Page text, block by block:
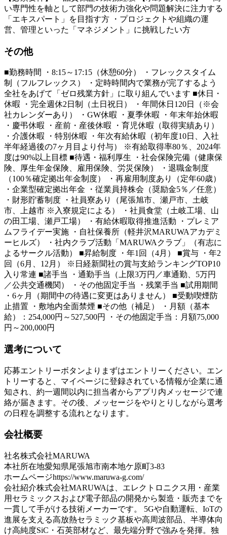
い専門性を軸として部門の技術力強化や問題解決に注力する
「エキスパート」を目指す方 ・プロジェクトや組織の運
営、管理といった「マネジメント」に挑戦したい方
その他
■勤務時間 ・8:15～17:15（休憩60分） ・フレックスタイム
制（フルフレックス） ・定時時間内で業務が完了するよう
全社をあげて「ゼロ残業方針」に取り組んでいます ■休日・
休暇 ・完全週休2日制（土日祝日） ・年間休日120日（※会
社カレンダーあり） ・GW休暇 ・夏季休暇 ・年末年始休暇
・慶弔休暇 ・産前・産後休暇 ・育児休暇（取得実績あり）
・介護休暇 ・特別休暇 ・年次有給休暇（初年度10日、入社
半年経過後の7ヶ月目より付与） ※有給取得率80％、2024年
度は90%以上目標 ■待遇・福利厚生 ・社会保険完備（健康保
険、厚生年金保険、雇用保険、労災保険） ・退職金制度
（100％確定拠出年金制度） ・再雇用制度あり（定年60歳）
・企業型確定拠出年金 ・従業員持株会（奨励金5％／任意）
・財形貯蓄制度 ・社員寮あり（尾張旭市、瀬戸市、土岐
市、上越市 ※入寮規定による） ・社員食堂（土岐工場、山
の田工場、瀬戸工場） ・有給休暇取得推進活動 ・プレミア
ムフライデー実施 ・自社保養所（軽井沢MARUWAアカデミ
ーヒルズ） ・社内クラブ活動「MARUWAクラブ」（有志に
よるサークル活動） ■昇給制度 ・年1回（4月） ■賞与 ・年2
回（6月、12月） ※日経新聞社の賞与支給ランキングTOP10
入り常連 ■諸手当 ・通勤手当（上限3万円／車通勤、5万円
／公共交通機関） ・その他固定手当 ・残業手当 ■試用期間
・6ヶ月（期間中の待遇に変更はありません） ■受動喫煙防
止措置 ・敷地内全面禁煙 ■その他（補足） ・月額（基本
給）：254,000円～527,500円 ・その他固定手当：月額75,000
円～200,000円
選考について
応募エントリーボタンよりまずはエントリーください。エン
トリーすると、マイページに登録されている情報が企業に通
知され、約一週間以内に担当者からアプリ内メッセージで連
絡が届きます。その後、メッセージをやりとりしながら選考
の日程を調整する流れとなります。
会社概要
社名株式会社MARUWA
本社所在地愛知県尾張旭市南本地ケ原町3-83
ホームページhttps://www.maruwa-g.com/
会社紹介株式会社MARUWAは、エレクトロニクス用・産業
用セラミックスおよび電子部品の開発から製造・販売までを
一貫して手がける技術メーカーです。 5Gや自動運転、IoTの
進展を支える高放熱セラミック基板や高周波部品、半導体向
け高純度SiC・石英部材など、最先端分野で強みを発揮。独